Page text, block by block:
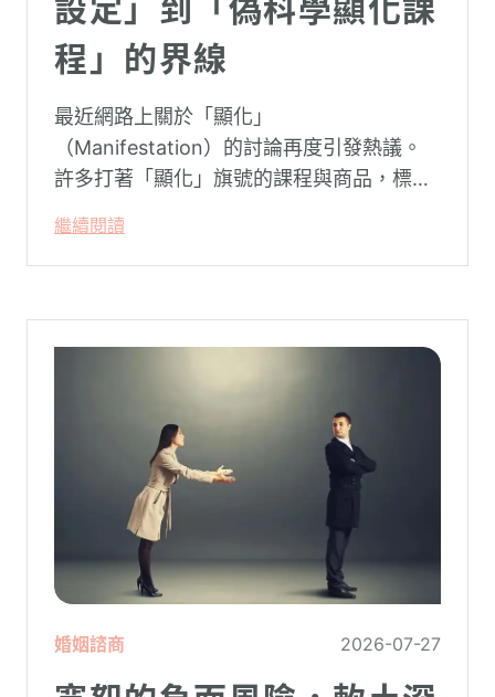
設定」到「偽科學顯化課
程」的界線
最近網路上關於「顯化」
（Manifestation）的討論再度引發熱議。
許多打著「顯化」旗號的課程與商品，標榜
能吸引財富、關係與健康。這類論述聽起來
療癒，卻經常缺乏實證基礎，甚至可能對正
繼續閱讀
婚姻諮商 2026-07-27